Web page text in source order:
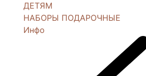
ДЕТЯМ
НАБОРЫ ПОДАРОЧНЫЕ
Инфо